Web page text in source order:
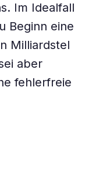
Im Idealfall
Beginn eine
Milliardstel
aber
fehlerfreie